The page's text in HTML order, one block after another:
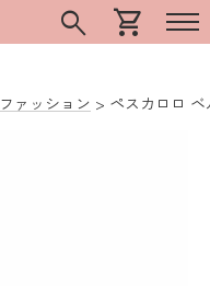
search shopping_cart
ファッション ペスカロロ ベ